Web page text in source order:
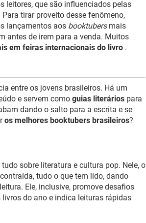
leitores, que são influenciados pelas
tirar proveito desse fenômeno,
lançamentos aos booktubersmais
antes de irem para a venda. Muitos
em feiras internacionais do livro .
entre os jovens brasileiros. Há um
e servem como guias literários para
dando o salto para a escrita e se
os melhores booktubers brasileiros?
sobre literatura e cultura pop. Nele, o
tudo o que tem lido, dando
Ele, inclusive, promove desafios
do ano e indica leituras rápidas